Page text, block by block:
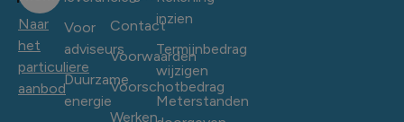
Naar
het
particuliere
aanbod
Voor
adviseurs
Duurzame
energie
Contact
Voorwaarden
Voorschotbedrag
Werken
inzien
Termijnbedrag
wijzigen
Meterstanden